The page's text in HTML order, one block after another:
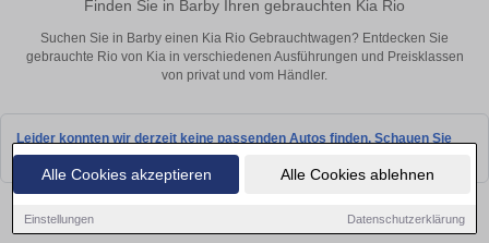
Alle Cookies akzeptieren Alle Cookies ablehnen
Einstellungen Datenschutzerklärung
Finden Sie in Barby Ihren gebrauchten Kia Rio
Suchen Sie in Barby einen Kia Rio Gebrauchtwagen? Entdecken Sie
gebrauchte Rio von Kia in verschiedenen Ausführungen und Preisklassen
von privat und vom Händler.
Leider konnten wir derzeit keine passenden Autos finden. Schauen Sie
bald wieder vorbei!